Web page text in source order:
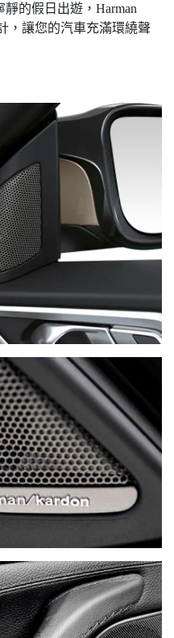
的假日出遊，Harman
，讓您的汽車充滿環繞聲